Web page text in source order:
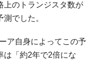
上のトランジスタ数が
でした。
ア自身によってこの予
は「約2年で2倍にな